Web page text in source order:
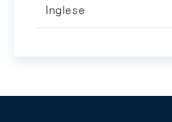
Inglese